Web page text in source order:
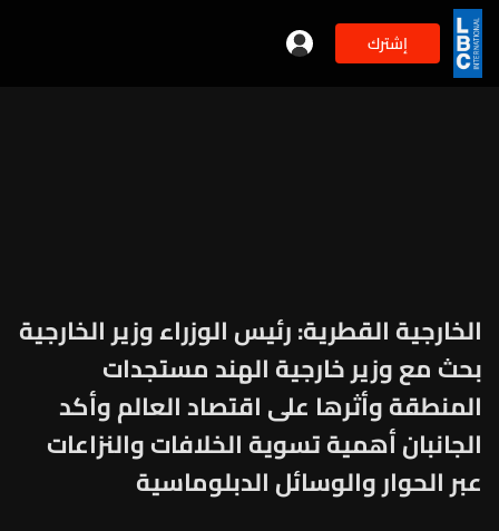
إشترك
الخارجية القطرية: رئيس الوزراء وزير الخارجية
بحث مع وزير خارجية الهند مستجدات
المنطقة وأثرها على اقتصاد العالم وأكد
الجانبان أهمية تسوية الخلافات والنزاعات
عبر الحوار والوسائل الدبلوماسية